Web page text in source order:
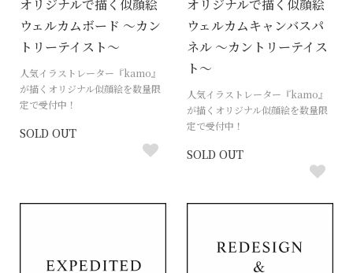
オリジナルで描く似顔絵
ウェルカムボード 〜カン
トリーテイスト〜
人気イラストレーター『kamo』
が描くオリジナル似顔絵を数量限
定で受付中！
SOLD OUT
オリジナルで描く似顔絵
ウェルカムキャンバスパ
ネル 〜カントリーテイス
ト〜
人気イラストレーター『kamo』
が描くオリジナル似顔絵を数量限
定で受付中！
SOLD OUT